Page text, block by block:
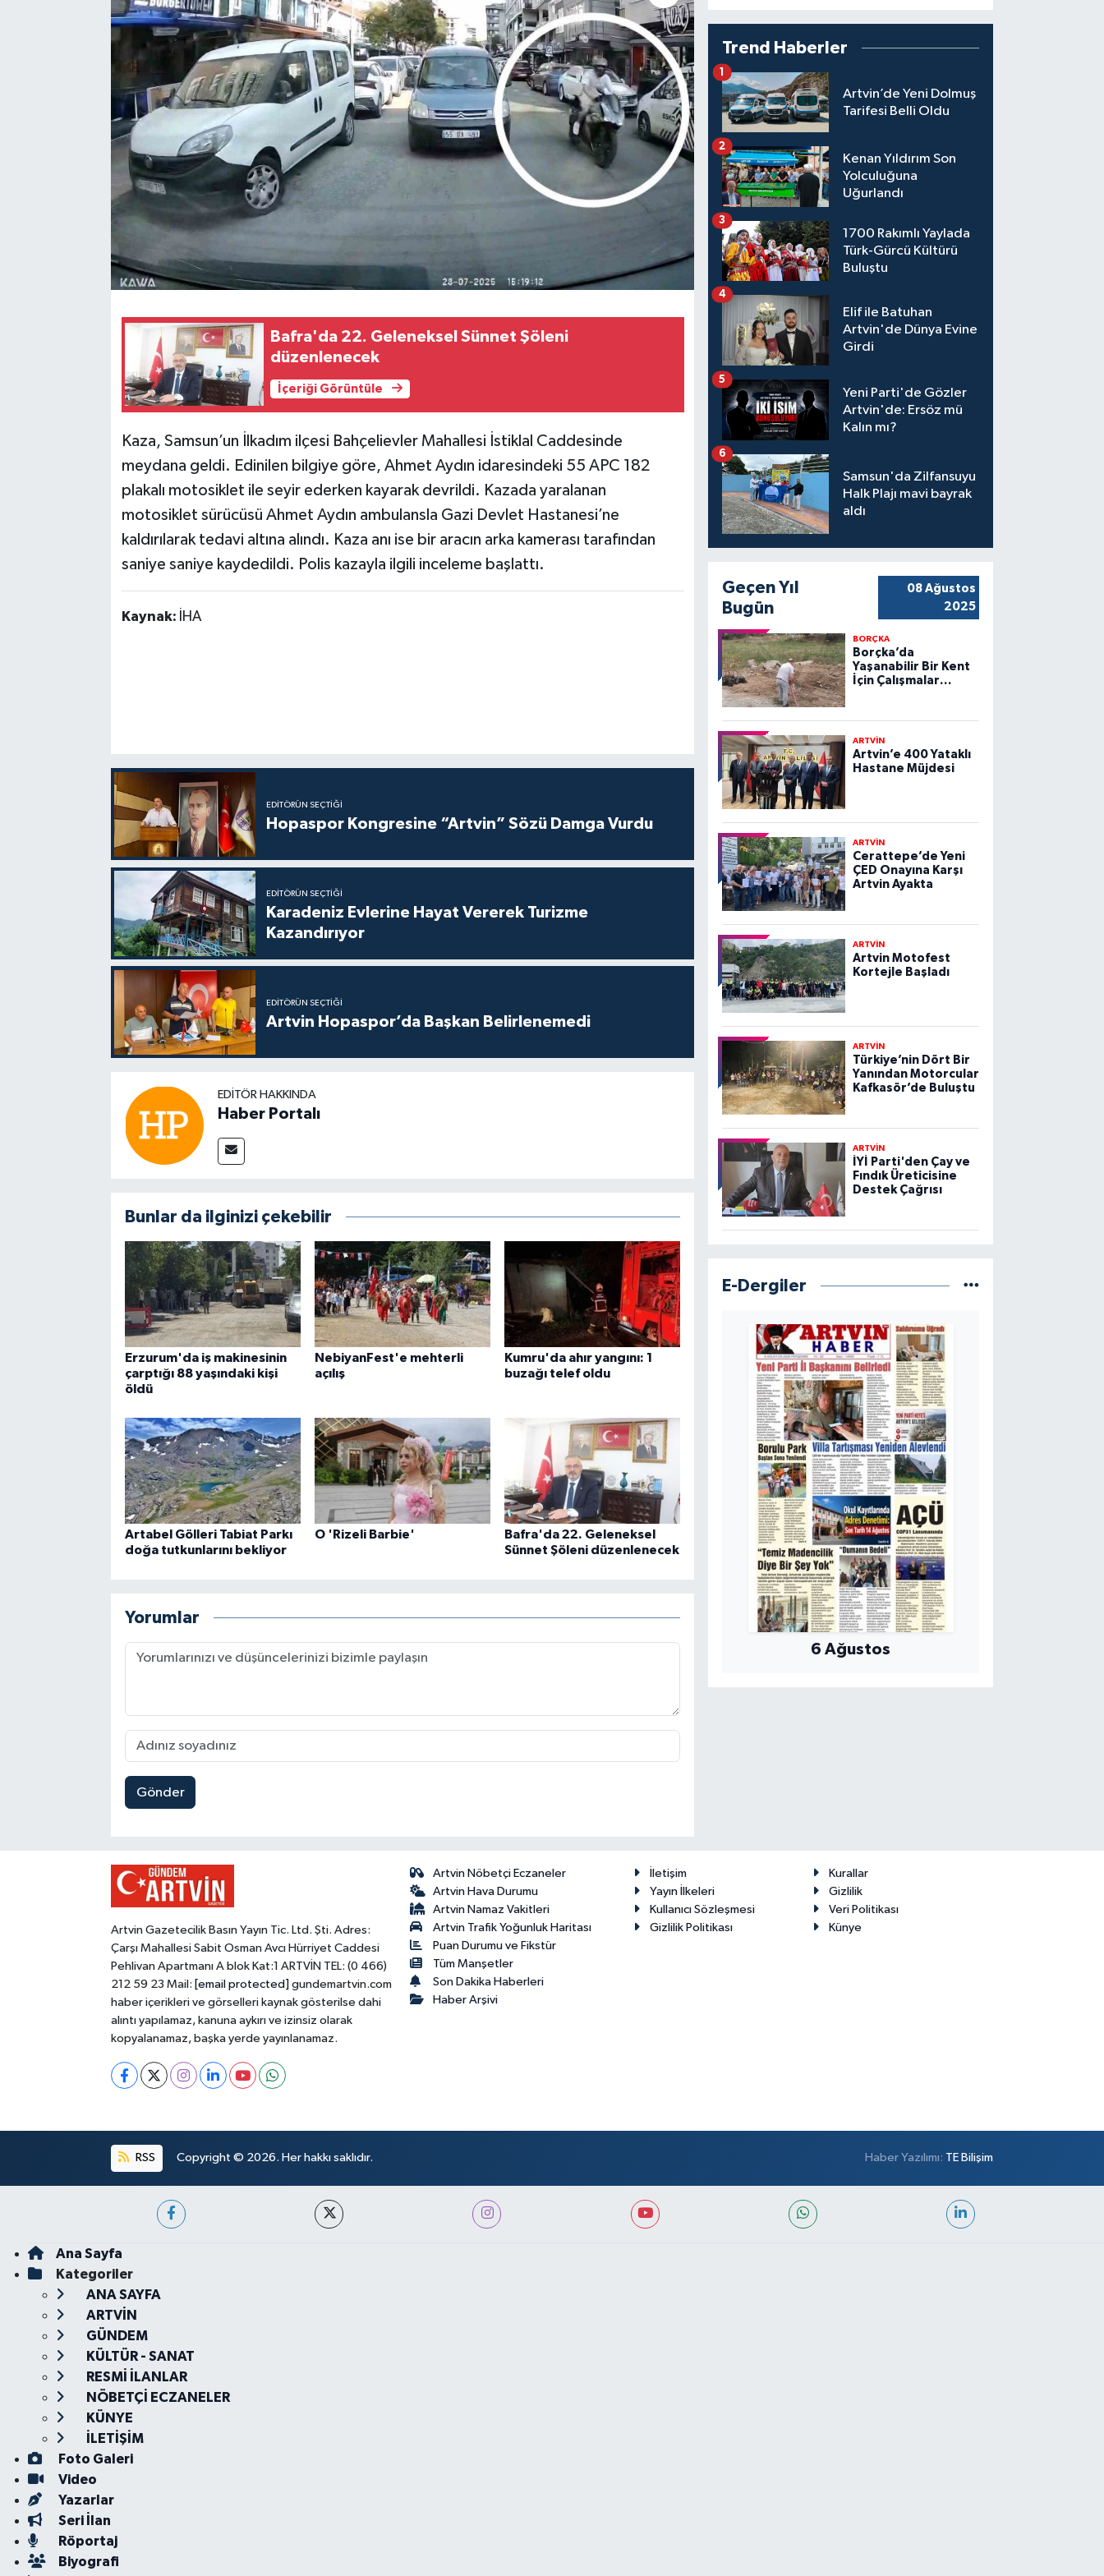
Bafra'da 22. Geleneksel Sünnet Şöleni
düzenlenecek
İçeriği Görüntüle
Kaza, Samsun’un İlkadım ilçesi Bahçelievler Mahallesi İstiklal Caddesinde
meydana geldi. Edinilen bilgiye göre, Ahmet Aydın idaresindeki 55 APC 182
plakalı motosiklet ile seyir ederken kayarak devrildi. Kazada yaralanan
motosiklet sürücüsü Ahmet Aydın ambulansla Gazi Devlet Hastanesi’ne
kaldırılarak tedavi altına alındı. Kaza anı ise bir aracın arka kamerası tarafından
saniye saniye kaydedildi. Polis kazayla ilgili inceleme başlattı.
Kaynak: İHA
EDITÖRÜN SEÇTIĞI
Hopaspor Kongresine “Artvin” Sözü Damga Vurdu
EDITÖRÜN SEÇTIĞI
Karadeniz Evlerine Hayat Vererek Turizme
Kazandırıyor
EDITÖRÜN SEÇTIĞI
Artvin Hopaspor’da Başkan Belirlenemedi
EDITÖR HAKKINDA
Haber Portalı
Bunlar da ilginizi çekebilir
Erzurum'da iş makinesinin
çarptığı 88 yaşındaki kişi
öldü
NebiyanFest'e mehterli
açılış
Kumru'da ahır yangını: 1
buzağı telef oldu
Artabel Gölleri Tabiat Parkı
doğa tutkunlarını bekliyor
O 'Rizeli Barbie'
Bafra'da 22. Geleneksel
Sünnet Şöleni düzenlenecek
Yorumlar
Gönder
Trend Haberler
Artvin’de Yeni Dolmuş
Tarifesi Belli Oldu
1
Kenan Yıldırım Son
Yolculuğuna
Uğurlandı
2
1700 Rakımlı Yaylada
Türk-Gürcü Kültürü
Buluştu
3
Elif ile Batuhan
Artvin'de Dünya Evine
Girdi
4
Yeni Parti'de Gözler
Artvin'de: Ersöz mü
Kalın mı?
5
Samsun'da Zilfansuyu
Halk Plajı mavi bayrak
aldı
6
Geçen Yıl
Bugün
08 Ağustos
2025
BORÇKA
Borçka’da
Yaşanabilir Bir Kent
İçin Çalışmalar
ARTVİN
Artvin’e 400 Yataklı
Hastane Müjdesi
ARTVİN
Cerattepe’de Yeni
ÇED Onayına Karşı
Artvin Ayakta
ARTVİN
Artvin Motofest
Kortejle Başladı
ARTVİN
Türkiye’nin Dört Bir
Yanından Motorcular
Kafkasör’de Buluştu
ARTVİN
İYİ Parti'den Çay ve
Fındık Üreticisine
Destek Çağrısı
E-Dergiler
6 Ağustos
Artvin Gazetecilik Basın Yayın Tic. Ltd. Şti. Adres:
Çarşı Mahallesi Sabit Osman Avcı Hürriyet Caddesi
Pehlivan Apartmanı A blok Kat:1 ARTVİN TEL: (0 466)
212 59 23 Mail: [email protected] gundemartvin.com
haber içerikleri ve görselleri kaynak gösterilse dahi
alıntı yapılamaz, kanuna aykırı ve izinsiz olarak
kopyalanamaz, başka yerde yayınlanamaz.
Artvin Nöbetçi Eczaneler
Artvin Hava Durumu
Artvin Namaz Vakitleri
Artvin Trafik Yoğunluk Haritası
Puan Durumu ve Fikstür
Tüm Manşetler
Son Dakika Haberleri
Haber Arşivi
İletişim
Kurallar
Yayın İlkeleri
Gizlilik
Kullanıcı Sözleşmesi
Veri Politikası
Gizlilik Politikası
Künye
RSS Copyright © 2026. Her hakkı saklıdır. Haber Yazılımı: TE Bilişim
Ana Sayfa
Kategoriler
ANA SAYFA
ARTVİN
GÜNDEM
KÜLTÜR - SANAT
RESMİ İLANLAR
NÖBETÇİ ECZANELER
KÜNYE
İLETİŞİM
Foto Galeri
Video
Yazarlar
Seri İlan
Röportaj
Biyografi